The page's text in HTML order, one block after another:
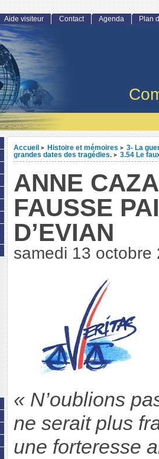
Accueil > Histoire et mémoires > 3- La
grandes dates des tragédies. > 3.54 Le
ANNE
FAUSSE
D’EVIAN
samedi 13 octobre
« N’oublions
ne serait plus
une forteresse
Aide visiteur Contact Agenda Plan